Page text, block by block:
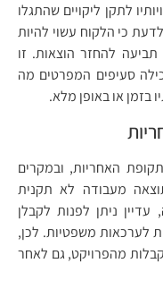
לתקן ליקויים שהתגלו
כי הלקוח עשוי להיות
להחזר הוצאות. זו
סעיפים המפרטים מה
בזמן או באופן מלא.
האחריות, ובמקרים
מעבודה לא תקנית
ניתן לפנות לקבלן
לערכאות משפטיות. לכן,
מהפרויקט, גם לאחר